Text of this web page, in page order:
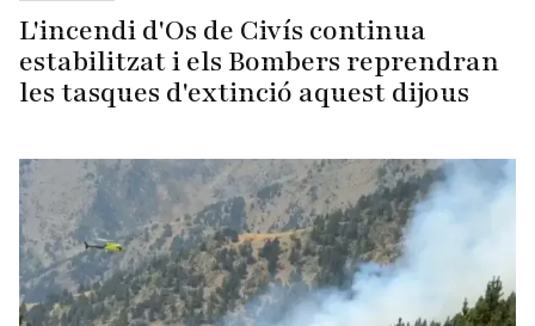
L'incendi d'Os de Civís continua
estabilitzat i els Bombers reprendran
les tasques d'extinció aquest dijous